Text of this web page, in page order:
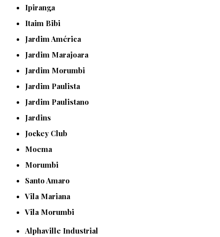
Ipiranga
Itaim Bibi
Jardim América
Jardim Marajoara
Jardim Morumbi
Jardim Paulista
Jardim Paulistano
Jardins
Jockey Club
Moema
Morumbi
Santo Amaro
Vila Mariana
Vila Morumbi
Alphaville Industrial